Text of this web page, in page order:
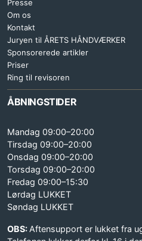
Presse
Om os
Kontakt
Juryen til ÅRETS HÅNDVÆRKER
Sponsorerede artikler
Priser
Ring til revisoren
ÅBNINGSTIDER
Mandag 09:00–20:00
Tirsdag 09:00–20:00
Onsdag 09:00–20:00
Torsdag 09:00–20:00
Fredag 09:00–15:30
Lørdag LUKKET
Søndag LUKKET
OBS: Aftensupport er lukket fra